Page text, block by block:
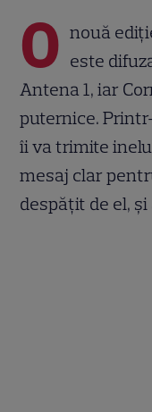
O nouă
este
Antena 1, iar
puternice.
îi va trimite
mesaj clar
despățit de el,